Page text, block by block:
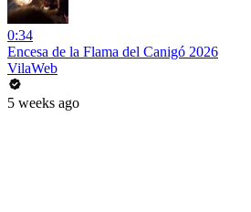
0:34
Encesa de la Flama del Canigó 2026
VilaWeb
5 weeks ago